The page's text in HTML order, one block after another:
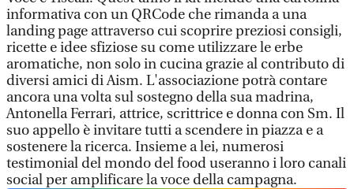
informativa con un QRCode che rimanda a una
landing page attraverso cui scoprire preziosi consigli,
ricette e idee sfiziose su come utilizzare le erbe
aromatiche, non solo in cucina grazie al contributo di
diversi amici di Aism. L'associazione potrà contare
ancora una volta sul sostegno della sua madrina,
Antonella Ferrari, attrice, scrittrice e donna con Sm. Il
suo appello è invitare tutti a scendere in piazza e a
sostenere la ricerca. Insieme a lei, numerosi
testimonial del mondo del food useranno i loro canali
social per amplificare la voce della campagna.